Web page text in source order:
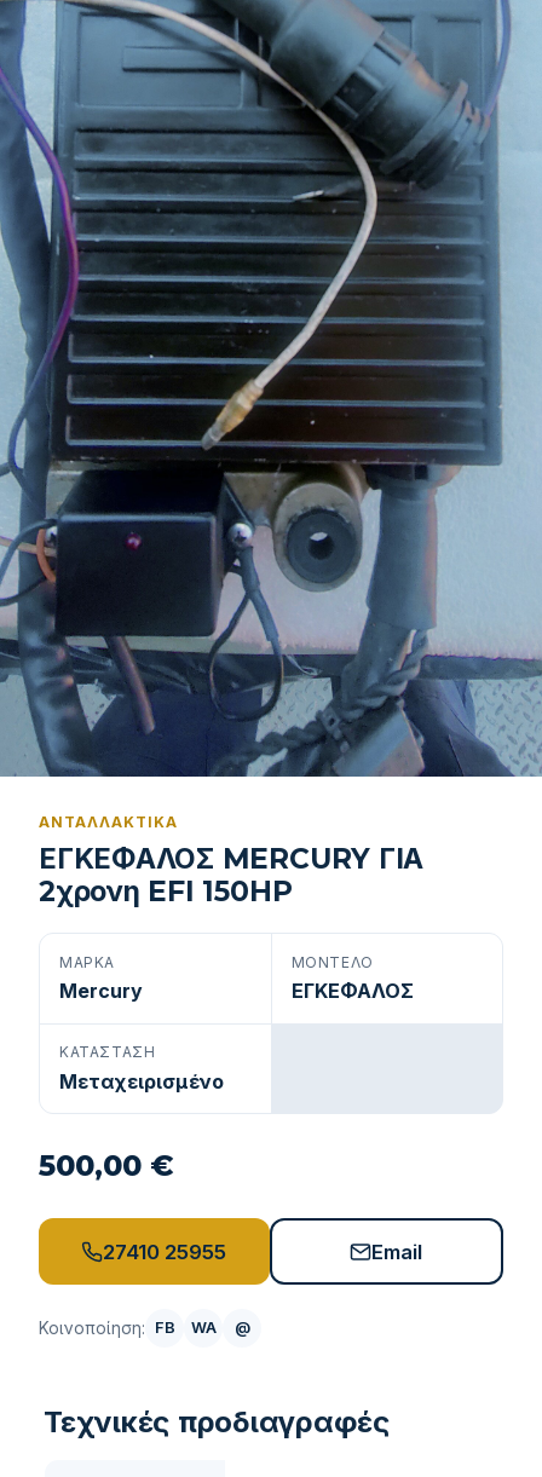
ΑΝΤΑΛΛΑΚΤΙΚΆ
ΕΓΚΕΦΑΛΟΣ MERCURY ΓΙΑ
2χρονη EFI 150HP
ΜΆΡΚΑ
Mercury
ΜΟΝΤΈΛΟ
ΕΓΚΕΦΑΛΟΣ
ΚΑΤΆΣΤΑΣΗ
Μεταχειρισμένο
500,00 €
27410 25955 Email
Κοινοποίηση: FB WA @
Τεχνικές προδιαγραφές